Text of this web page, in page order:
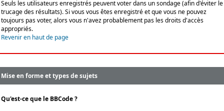
Seuls les utilisateurs enregistrés peuvent voter dans un sondage (afin d'éviter le
trucage des résultats). Si vous vous êtes enregistré et que vous ne pouvez
toujours pas voter, alors vous n'avez probablement pas les droits d'accès
appropriés.
Revenir en haut de page
Mise en forme et types de sujets
Qu'est-ce que le BBCode ?